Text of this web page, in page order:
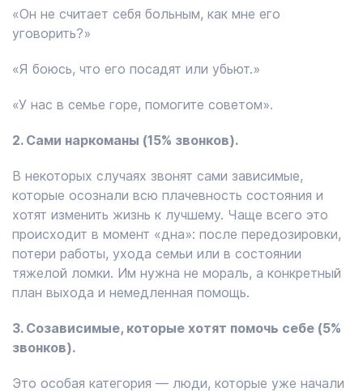
«Он не считает себя больным, как мне его
уговорить?»
«Я боюсь, что его посадят или убьют.»
«У нас в семье горе, помогите советом».
2. Сами наркоманы (15% звонков).
В некоторых случаях звонят сами зависимые,
которые осознали всю плачевность состояния и
хотят изменить жизнь к лучшему. Чаще всего это
происходит в момент «дна»: после передозировки,
потери работы, ухода семьи или в состоянии
тяжелой ломки. Им нужна не мораль, а конкретный
план выхода и немедленная помощь.
3. Созависимые, которые хотят помочь себе (5%
звонков).
Это особая категория — люди, которые уже начали